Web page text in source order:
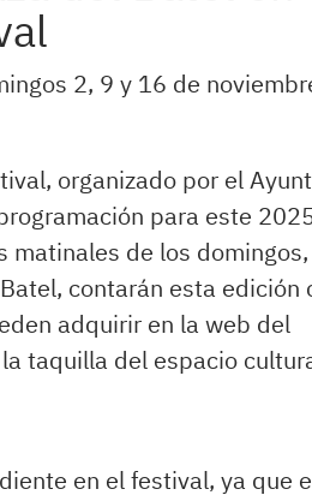
2, 9 y 16 de
organizado por el
para este
matinales de los
contarán esta edición
adquirir en la web del
taquilla del espacio
en el festival, ya que